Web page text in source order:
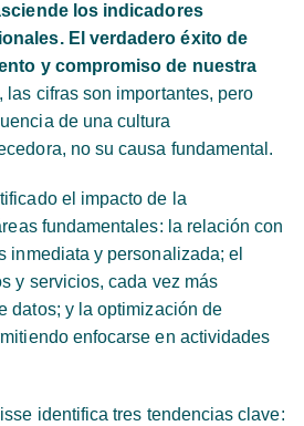
los indicadores
El verdadero éxito de
y compromiso de nuestra
las cifras son importantes, pero
de una cultura
no su causa fundamental.
el impacto de la
fundamentales: la relación con
inmediata y personalizada; el
y servicios, cada vez más
datos; y la optimización de
enfocarse en actividades
identifica tres tendencias clave: